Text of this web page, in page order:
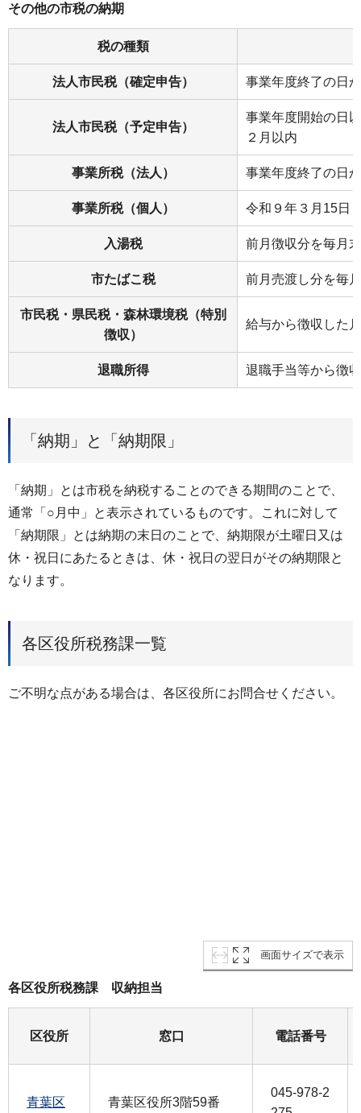
その他の市税の納期
税の種類
法人市民税（確定申告） 事業年度終了の日
法人市民税（予定申告）
事業年度開始の日
２月以内
事業所税（法人） 事業年度終了の日
事業所税（個人） 令和９年３月15日
入湯税 前月徴収分を毎月
市たばこ税 前月売渡し分を毎
市民税・県民税・森林環境税（特別
徴収）
給与から徴収した
退職所得 退職手当等から徴
「納期」と「納期限」
「納期」とは市税を納税することのできる期間のことで、
通常「○月中」と表示されているものです。これに対して
「納期限」とは納期の末日のことで、納期限が土曜日又は
休・祝日にあたるときは、休・祝日の翌日がその納期限と
なります。
各区役所税務課一覧
ご不明な点がある場合は、各区役所にお問合せください。
画面サイズで表示
各区役所税務課 収納担当
区役所 窓口 電話番号
青葉区 青葉区役所3階59番
045-978-2